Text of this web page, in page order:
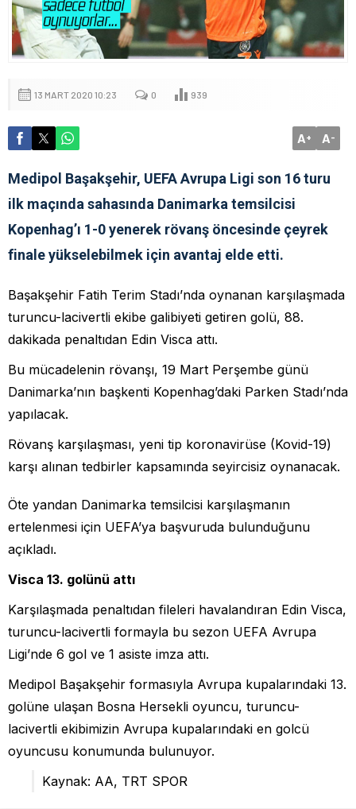
13 MART 2020 10:23 0 939
A+ A-
Medipol Başakşehir, UEFA Avrupa Ligi son 16 turu
ilk maçında sahasında Danimarka temsilcisi
Kopenhag’ı 1-0 yenerek rövanş öncesinde çeyrek
finale yükselebilmek için avantaj elde etti.
Başakşehir Fatih Terim Stadı’nda oynanan karşılaşmada
turuncu-lacivertli ekibe galibiyeti getiren golü, 88.
dakikada penaltıdan Edin Visca attı.
Bu mücadelenin rövanşı, 19 Mart Perşembe günü
Danimarka’nın başkenti Kopenhag’daki Parken Stadı’nda
yapılacak.
Rövanş karşılaşması, yeni tip koronavirüse (Kovid-19)
karşı alınan tedbirler kapsamında seyircisiz oynanacak.
Öte yandan Danimarka temsilcisi karşılaşmanın
ertelenmesi için UEFA’ya başvuruda bulunduğunu
açıkladı.
Visca 13. golünü attı
Karşılaşmada penaltıdan fileleri havalandıran Edin Visca,
turuncu-lacivertli formayla bu sezon UEFA Avrupa
Ligi’nde 6 gol ve 1 asiste imza attı.
Medipol Başakşehir formasıyla Avrupa kupalarındaki 13.
golüne ulaşan Bosna Hersekli oyuncu, turuncu-
lacivertli ekibimizin Avrupa kupalarındaki en golcü
oyuncusu konumunda bulunuyor.
Kaynak: AA, TRT SPOR